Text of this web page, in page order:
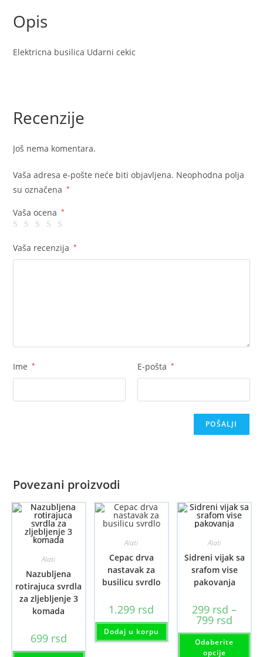
Opis
Elektricna busilica Udarni cekic
Recenzije
Još nema komentara.
Vaša adresa e-pošte neće biti objavljena. Neophodna polja
su označena
*
Vaša ocena *
Vaša recenzija *
Ime * E-pošta *
Povezani proizvodi
Alati
Nazubljena
rotirajuca svrdla
za zljebljenje 3
komada
699 rsd
Alati
Cepac drva
nastavak za
busilicu svrdlo
1.299 rsd
Dodaj u korpu
Alati
Sidreni vijak sa
srafom vise
pakovanja
299 rsd –
799 rsd
od
299 rsd
Odaberite
opcije